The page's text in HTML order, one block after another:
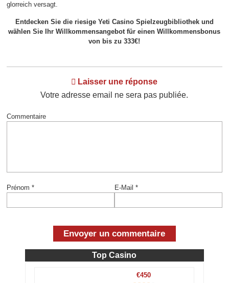
glorreich versagt.
Entdecken Sie die riesige Yeti Casino Spielzeugbibliothek und
wählen Sie Ihr Willkommensangebot für einen Willkommensbonus
von bis zu 333€!
Laisser une réponse
Votre adresse email ne sera pas publiée.
Commentaire
Prénom* E-Mail *
Top Casino
€450